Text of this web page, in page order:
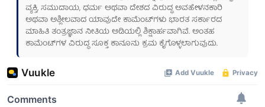
ವ್ಯಕ್ತಿ, ಸಮುದಾಯ, ಧರ್ಮ ಅಥವಾ ದೇಶದ ವಿರುದ್ಧ ಅವಹೇಳನಕಾರಿ
ಅಥವಾ ಅಶ್ಲೀಲವಾದ ಯಾವುದೇ ಕಾಮೆಂಟ್‌ಗಳು ಭಾರತ ಸರ್ಕಾರದ
ಮಾಹಿತಿ ತಂತ್ರಜ್ಞಾನ ನೀತಿಯ ಅಡಿಯಲ್ಲಿ ಶಿಕ್ಷಾರ್ಹವಾಗಿವೆ. ಅಂತಹ
ಕಾಮೆಂಟ್‌ಗಳ ವಿರುದ್ಧ ಸೂಕ್ತ ಕಾನೂನು ಕ್ರಮ ಕೈಗೊಳ್ಳಲಾಗುವುದು.